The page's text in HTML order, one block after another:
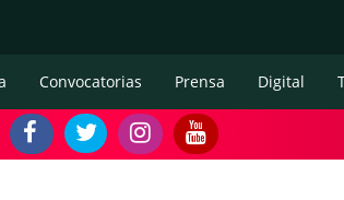
Convocatorias Prensa Digital